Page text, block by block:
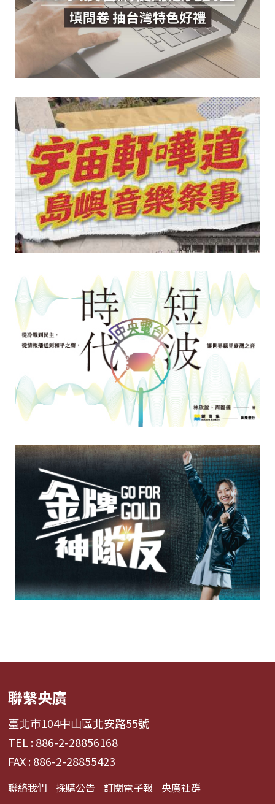
聯繫央廣
臺北市104中山區北安路55號
TEL : 886-2-28856168
FAX : 886-2-28855423
聯絡我們 採購公告 訂閱電子報 央廣社群